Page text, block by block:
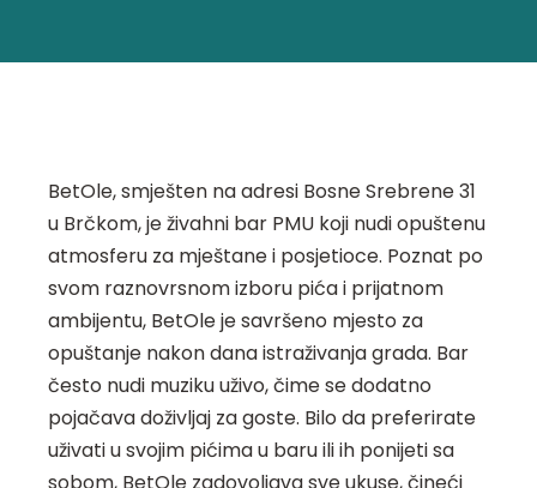
BetOle, smješten na adresi Bosne Srebrene 31
u Brčkom, je živahni bar PMU koji nudi opuštenu
atmosferu za mještane i posjetioce. Poznat po
svom raznovrsnom izboru pića i prijatnom
ambijentu, BetOle je savršeno mjesto za
opuštanje nakon dana istraživanja grada. Bar
često nudi muziku uživo, čime se dodatno
pojačava doživljaj za goste. Bilo da preferirate
uživati u svojim pićima u baru ili ih ponijeti sa